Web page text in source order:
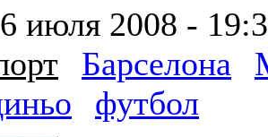
июля 2008 -
Барселона
футбол